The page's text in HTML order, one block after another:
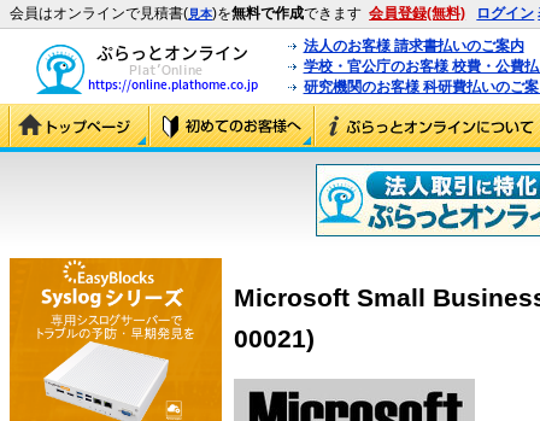
会員はオンラインで見積書(見本)を無料で作成できます 会員登録(無料) ログイン
法人のお客様 請求書払いのご案内
学校・官公庁のお客様 校費・公費
研究機関のお客様 科研費払いのご
Microsoft Small
00021)